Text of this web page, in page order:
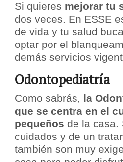
Si quieres mejorar tu
dos veces. En ESSE
de vida y tu salud
optar por el
demás servicios
Odontopediatría
Como sabrás, la
que se centra en el
pequeños de la casa.
cuidados y de un
también son muy